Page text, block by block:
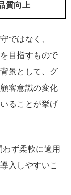
質向上
ではなく、
目指すもので
景として、グ
客意識の変化
ることが挙げ
ず柔軟に適用
入しやすいこ